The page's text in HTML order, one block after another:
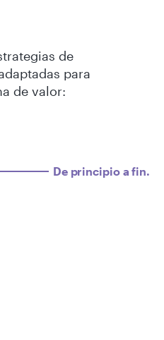
de
para
de valor:
De principio a fin.